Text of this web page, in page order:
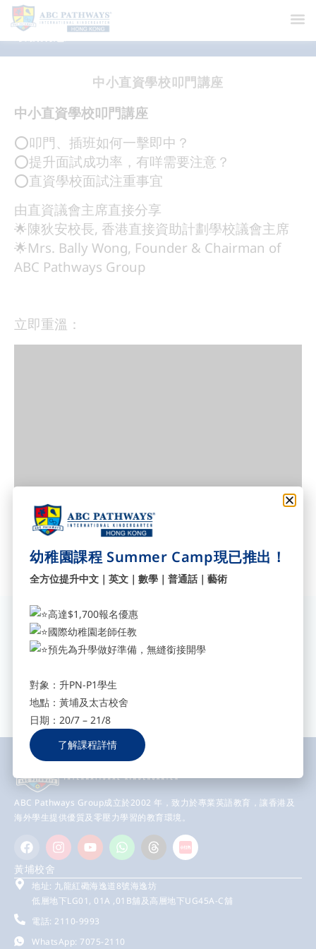
最新消息
中小直資學校叩門講座
中小直資學校叩門講座
⭕叩門、插班如何一擊即中？
⭕提升面試成功率，有咩需要注意？
⭕直資學校面試注重事宜
由直資議會主席直接分享
🌟陳狄安校長, 香港直接資助計劃學校議會主席
🌟Mrs. Bally Wong, Founder & Chairman of
ABC Pathways Group
立即重溫：
訂閱我們獲取最新資訊
填寫您的電郵地址，立即訂閱我
ABC Pathways Group成立於2002 年，致力於專業英語教育，讓香港及
海外學生提供優質及零壓力學習的教育環境。
黃埔校舍
地址: 九龍紅磡海逸道8號海逸坊
低層地下LG01, 01A ,01B舖及高層地下UG45A-C舖
電話: 2110-9993
WhatsApp: 7075-2110
幼稚園課程 Summer Camp現已推出！
全方位提升中文｜英文｜數學｜普通話｜藝術
高達$1,700報名優惠
國際幼稚園老師任教
預先為升學做好準備，無縫銜接開學
對象：升PN-P1學生
地點：黃埔及太古校舍
日期：20/7 – 21/8
了解課程詳情